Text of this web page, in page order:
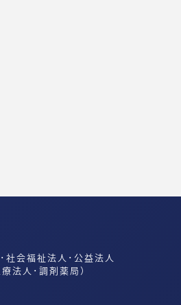
会福祉法人･公益法人
法人･調剤薬局）